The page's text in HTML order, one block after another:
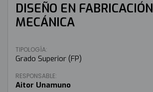
DISEÑO EN FABRICACIÓN
MECÁNICA
TIPOLOGÍA:
Grado Superior (FP)
RESPONSABLE:
Aitor Unamuno